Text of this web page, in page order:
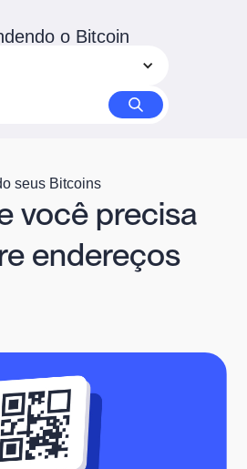
o Bitcoin
seus Bitcoins
você precisa
endereços